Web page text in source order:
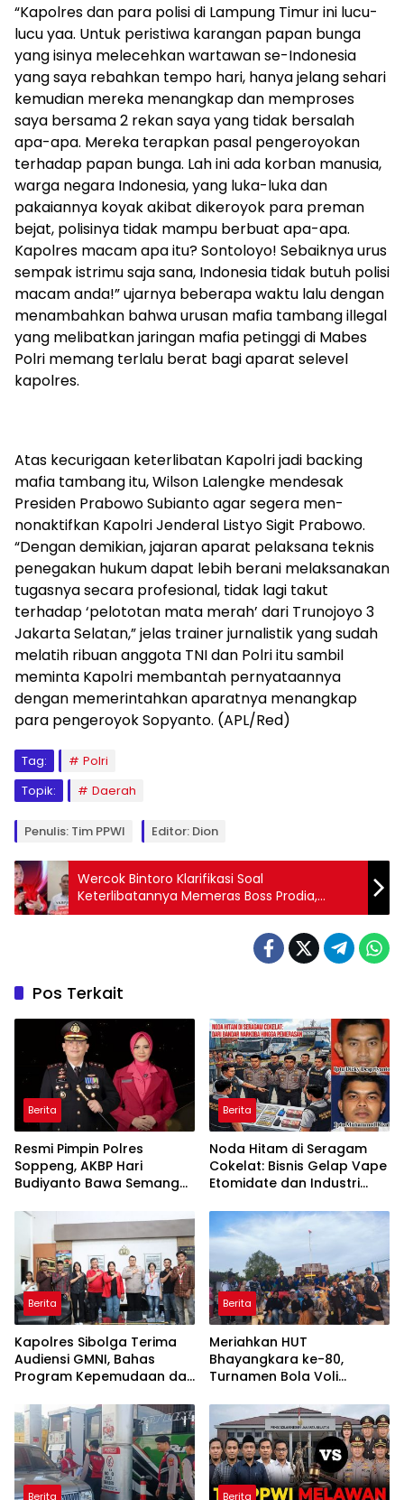
“Kapolres dan para polisi di Lampung Timur ini lucu-
lucu yaa. Untuk peristiwa karangan papan bunga
yang isinya melecehkan wartawan se-Indonesia
yang saya rebahkan tempo hari, hanya jelang sehari
kemudian mereka menangkap dan memproses
saya bersama 2 rekan saya yang tidak bersalah
apa-apa. Mereka terapkan pasal pengeroyokan
terhadap papan bunga. Lah ini ada korban manusia,
warga negara Indonesia, yang luka-luka dan
pakaiannya koyak akibat dikeroyok para preman
bejat, polisinya tidak mampu berbuat apa-apa.
Kapolres macam apa itu? Sontoloyo! Sebaiknya urus
sempak istrimu saja sana, Indonesia tidak butuh polisi
macam anda!” ujarnya beberapa waktu lalu dengan
menambahkan bahwa urusan mafia tambang illegal
yang melibatkan jaringan mafia petinggi di Mabes
Polri memang terlalu berat bagi aparat selevel
kapolres.
Atas kecurigaan keterlibatan Kapolri jadi backing
mafia tambang itu, Wilson Lalengke mendesak
Presiden Prabowo Subianto agar segera men-
nonaktifkan Kapolri Jenderal Listyo Sigit Prabowo.
“Dengan demikian, jajaran aparat pelaksana teknis
penegakan hukum dapat lebih berani melaksanakan
tugasnya secara profesional, tidak lagi takut
terhadap ‘pelototan mata merah’ dari Trunojoyo 3
Jakarta Selatan,” jelas trainer jurnalistik yang sudah
melatih ribuan anggota TNI dan Polri itu sambil
meminta Kapolri membantah pernyataannya
dengan memerintahkan aparatnya menangkap
para pengeroyok Sopyanto. (APL/Red)
Tag:
Polri
Topik:
Daerah
Penulis: Tim PPWI Editor: Dion
Wercok Bintoro Klarifikasi Soal
Keterlibatannya Memeras Boss Prodia,
Wilson Lalengke: “Maling Ngaku, Malaekat
Pos Terkait
Berita
Resmi Pimpin Polres
Soppeng, AKBP Hari
Budiyanto Bawa Semangat
Pelayanan Humanis
Berita
Noda Hitam di Seragam
Cokelat: Bisnis Gelap Vape
Etomidate dan Industri
Kepolisian
Berita
Kapolres Sibolga Terima
Audiensi GMNI, Bahas
Program Kepemudaan dan
Berita
Meriahkan HUT
Bhayangkara ke-80,
Turnamen Bola Voli
Resmi Ditutup
Berita Berita